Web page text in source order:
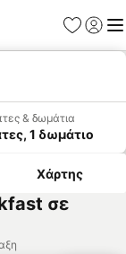
& δωμάτια
1 δωμάτιο
Χάρτης
σε